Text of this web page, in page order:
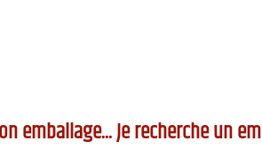
emballage... Je recherche un